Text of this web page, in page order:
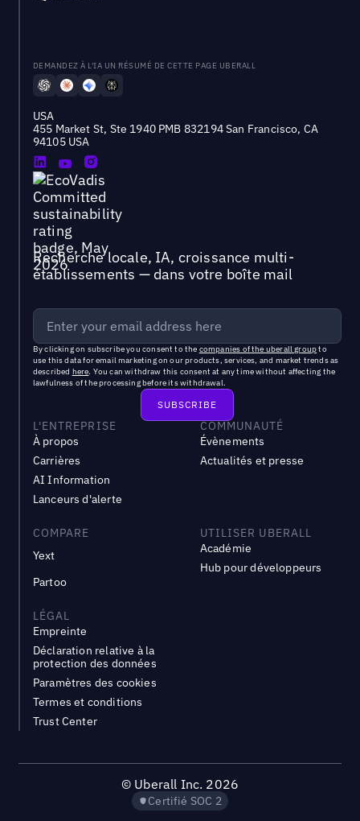
DEMANDEZ À L'IA UN RÉSUMÉ DE CETTE PAGE UBERALL
USA
455 Market St, Ste 1940 PMB 832194 San Francisco, CA
94105 USA
Recherche locale, IA, croissance multi-
établissements — dans votre boîte mail
By clicking on subscribe you consent to the companies of the uberall groupto
use this data for email marketing on our products, services, and market trends as
described here. You can withdraw this consent at any time without affecting the
lawfulness of the processing before its withdrawal.
L'ENTREPRISE
À propos
Carrières
AI Information
Lanceurs d'alerte
COMMUNAUTÉ
Évènements
Actualités et presse
COMPARE
Yext
Partoo
UTILISER UBERALL
Académie
Hub pour développeurs
LÉGAL
Empreinte
Déclaration relative à la
protection des données
Paramètres des cookies
Termes et conditions
Trust Center
© Uberall Inc. 2026
Certifié SOC 2